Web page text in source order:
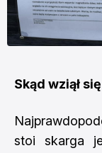
Skąd wziął
stoi skarga